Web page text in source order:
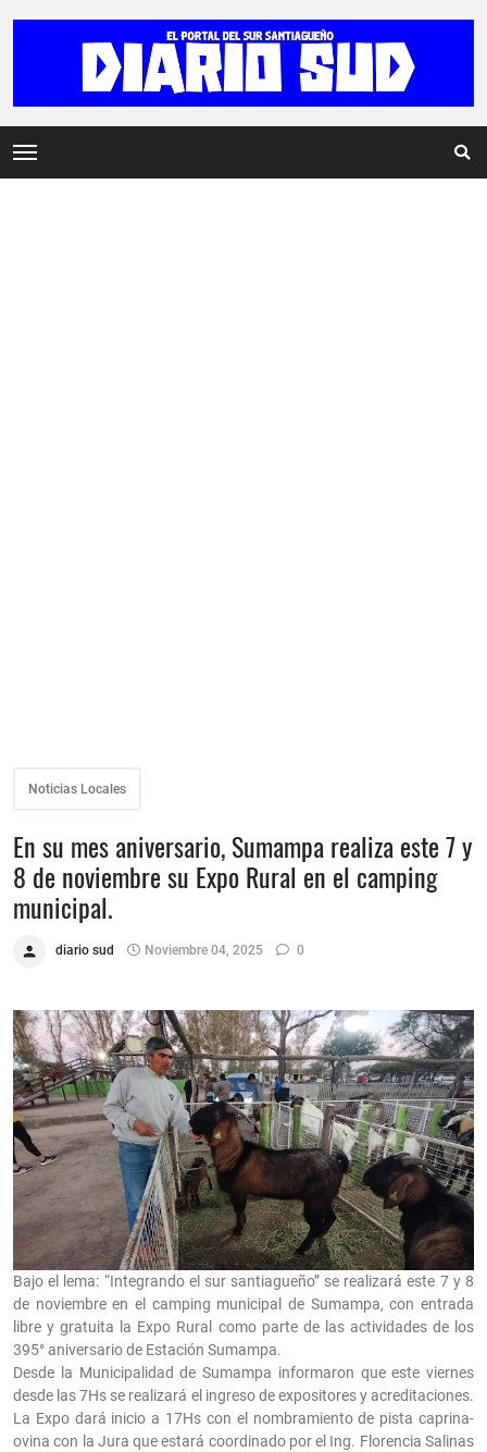
Noticias Locales
En su mes aniversario, Sumampa realiza este 7 y
8 de noviembre su Expo Rural en el camping
municipal.
diario sud Noviembre 04, 2025 0
Bajo el lema: “Integrando el sur santiagueño” se realizará este 7 y 8
de noviembre en el camping municipal de Sumampa, con entrada
libre y gratuita la Expo Rural como parte de las actividades de los
395° aniversario de Estación Sumampa.
Desde la Municipalidad de Sumampa informaron que este viernes
desde las 7Hs se realizará el ingreso de expositores y acreditaciones.
La Expo dará inicio a 17Hs con el nombramiento de pista caprina-
ovina con la Jura que estará coordinado por el Ing. Florencia Salinas